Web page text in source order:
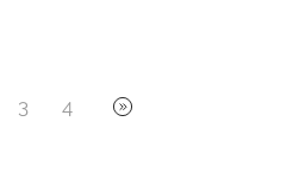
3 4